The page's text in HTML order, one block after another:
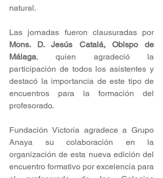
natural.
Las jornadas fueron clausuradas por
Mons. D. Jesús Catalá, Obispo de
Málaga, quien agradeció la
participación de todos los asistentes y
destacó la importancia de este tipo de
encuentros para la formación del
profesorado.
Fundación Victoria agradece a Grupo
Anaya su colaboración en la
organización de esta nueva edición del
encuentro formativo por excelencia para